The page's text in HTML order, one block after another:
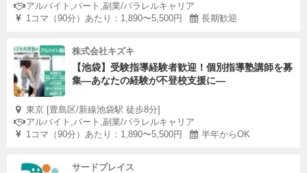
アルバイト,パート,副業/パラレルキャリア
1コマ（90分）あたり：1,890〜5,500円
長期歓迎
株式会社キズキ
【池袋】受験指導経験者歓迎！個別指導塾講師を募
集—あなたの経験が不登校支援に―
東京 [豊島区/新線池袋駅 徒歩8分]
アルバイト,パート,副業/パラレルキャリア
1コマ（90分）あたり：1,890〜5,500円
半年からOK
サードプレイス